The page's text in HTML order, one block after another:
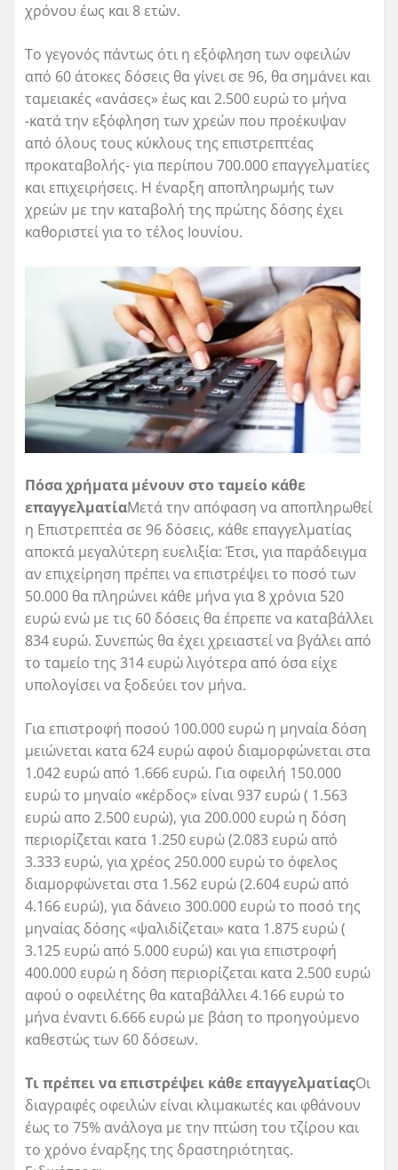
χρόνου έως και 8 ετών.
Το γεγονός πάντως ότι η εξόφληση των οφειλών
από 60 άτοκες δόσεις θα γίνει σε 96, θα σημάνει και
ταμειακές «ανάσες» έως και 2.500 ευρώ το μήνα
-κατά την εξόφληση των χρεών που προέκυψαν
από όλους τους κύκλους της επιστρεπτέας
προκαταβολής- για περίπου 700.000 επαγγελματίες
και επιχειρήσεις. Η έναρξη αποπληρωμής των
χρεών με την καταβολή της πρώτης δόσης έχει
καθοριστεί για το τέλος Ιουνίου.
Πόσα χρήματα μένουν στο ταμείο κάθε
επαγγελματίαΜετά την απόφαση να αποπληρωθεί
η Επιστρεπτέα σε 96 δόσεις, κάθε επαγγελματίας
αποκτά μεγαλύτερη ευελιξία: Έτσι, για παράδειγμα
αν επιχείρηση πρέπει να επιστρέψει το ποσό των
50.000 θα πληρώνει κάθε μήνα για 8 χρόνια 520
ευρώ ενώ με τις 60 δόσεις θα έπρεπε να καταβάλλει
834 ευρώ. Συνεπώς θα έχει χρειαστεί να βγάλει από
το ταμείο της 314 ευρώ λιγότερα από όσα είχε
υπολογίσει να ξοδεύει τον μήνα.
Για επιστροφή ποσού 100.000 ευρώ η μηναία δόση
μειώνεται κατα 624 ευρώ αφού διαμορφώνεται στα
1.042 ευρώ από 1.666 ευρώ. Για οφειλή 150.000
ευρώ το μηναίο «κέρδος» είναι 937 ευρώ ( 1.563
ευρώ απο 2.500 ευρώ), για 200.000 ευρώ η δόση
περιορίζεται κατα 1.250 ευρώ (2.083 ευρώ από
3.333 ευρώ, για χρέος 250.000 ευρώ το όφελος
διαμορφώνεται στα 1.562 ευρώ (2.604 ευρώ από
4.166 ευρώ), για δάνειο 300.000 ευρώ το ποσό της
μηναίας δόσης «ψαλιδίζεται» κατα 1.875 ευρώ (
3.125 ευρώ από 5.000 ευρώ) και για επιστροφή
400.000 ευρώ η δόση περιορίζεται κατα 2.500 ευρώ
αφού ο οφειλέτης θα καταβάλλει 4.166 ευρώ το
μήνα έναντι 6.666 ευρώ με βάση το προηγούμενο
καθεστώς των 60 δόσεων.
Τι πρέπει να επιστρέψει κάθε επαγγελματίαςΟι
διαγραφές οφειλών είναι κλιμακωτές και φθάνουν
έως το 75% ανάλογα με την πτώση του τζίρου και
το χρόνο έναρξης της δραστηριότητας.